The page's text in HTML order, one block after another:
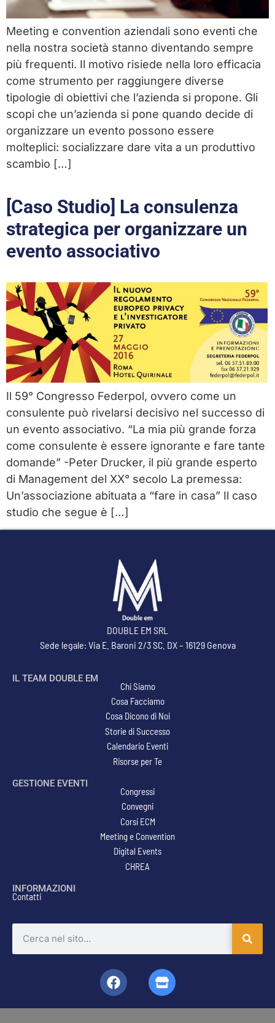
Meeting e convention aziendali sono eventi che
nella nostra società stanno diventando sempre
più frequenti. Il motivo risiede nella loro efficacia
come strumento per raggiungere diverse
tipologie di obiettivi che l’azienda si propone. Gli
scopi che un’azienda si pone quando decide di
organizzare un evento possono essere
molteplici: socializzare dare vita a un produttivo
scambio […]
[Caso Studio] La consulenza
strategica per organizzare un
evento associativo
Il 59° Congresso Federpol, ovvero come un
consulente può rivelarsi decisivo nel successo di
un evento associativo. “La mia più grande forza
come consulente è essere ignorante e fare tante
domande” -Peter Drucker, il più grande esperto
di Management del XX° secolo La premessa:
Un’associazione abituata a “fare in casa” Il caso
studio che segue è […]
DOUBLE EM SRL
Sede legale: Via E. Baroni 2/3 SC. DX – 16129 Genova
IL TEAM DOUBLE EM
Chi Siamo
Cosa Facciamo
Cosa Dicono di Noi
Storie di Successo
Calendario Eventi
Risorse per Te
GESTIONE EVENTI
Congressi
Convegni
Corsi ECM
Meeting e Convention
Digital Events
CHREA
INFORMAZIONI
Contatti